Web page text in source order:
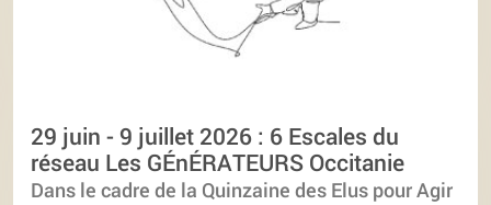
29 juin - 9 juillet 2026 : 6 Escales du
réseau Les GÉnÉRATEURS Occitanie
Dans le cadre de la Quinzaine des Elus pour Agir